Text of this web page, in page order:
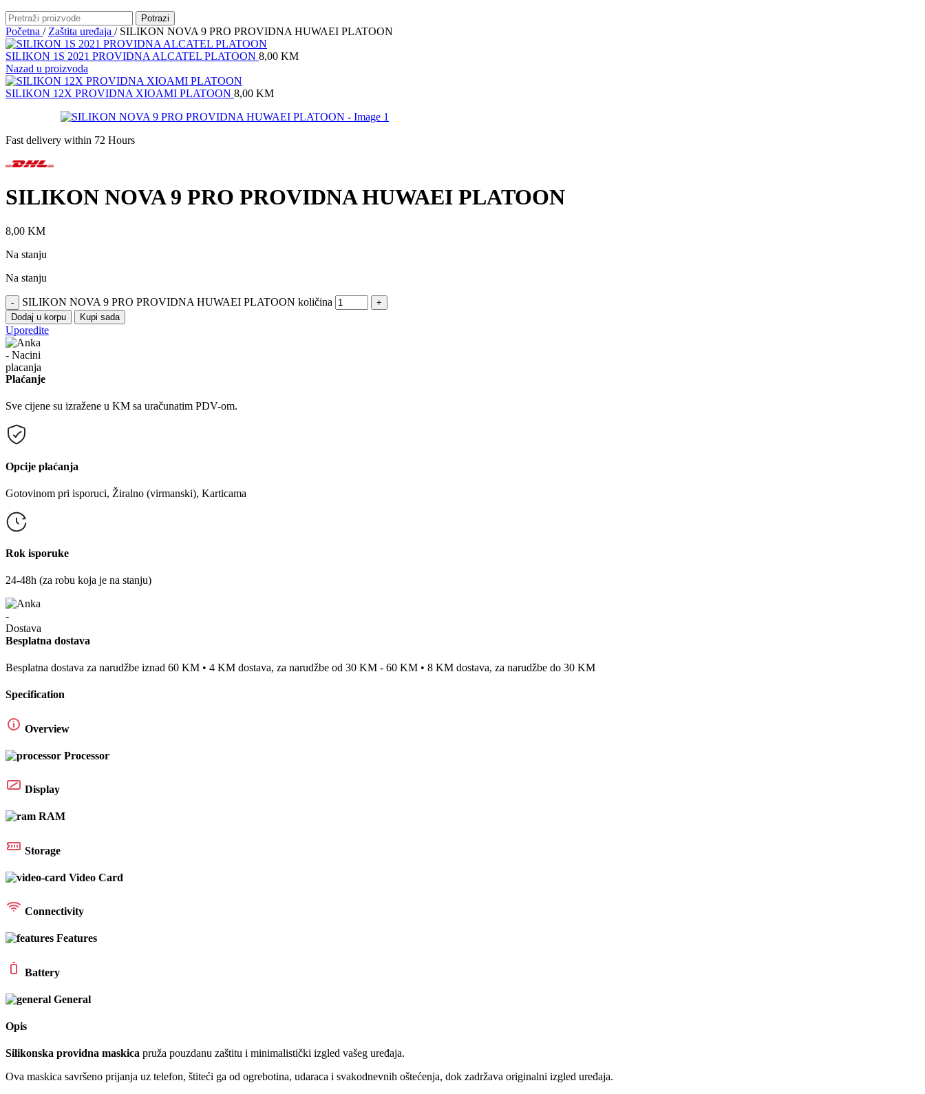
Potrazi
Početna / Zaštita uređaja / SILIKON NOVA 9 PRO PROVIDNA HUWAEI PLATOON
SILIKON 1S 2021 PROVIDNA ALCATEL PLATOON 8,00 KM
Nazad u proizvoda
SILIKON 12X PROVIDNA XIOAMI PLATOON 8,00 KM
Fast delivery within 72 Hours
SILIKON NOVA 9 PRO PROVIDNA HUWAEI PLATOON
8,00 KM
Na stanju
Na stanju
- SILIKON NOVA 9 PRO PROVIDNA HUWAEI PLATOON količina
+
Dodaj u korpu
Kupi sada
Uporedite
Plaćanje
Sve cijene su izražene u KM sa uračunatim PDV-om.
Opcije plaćanja
Gotovinom pri isporuci, Žiralno (virmanski), Karticama
Rok isporuke
24-48h (za robu koja je na stanju)
Besplatna dostava
Besplatna dostava za narudžbe iznad 60 KM • 4 KM dostava, za narudžbe od 30 KM - 60 KM • 8 KM dostava, za narudžbe do 30 KM
Specification
Overview
Processor
Display
RAM
Storage
Video Card
Connectivity
Features
Battery
General
Opis
Silikonska providna maskica pruža pouzdanu zaštitu i minimalistički izgled vašeg uređaja.
Ova maskica savršeno prijanja uz telefon, štiteći ga od ogrebotina, udaraca i svakodnevnih oštećenja, dok zadržava originalni izgled uređaja.